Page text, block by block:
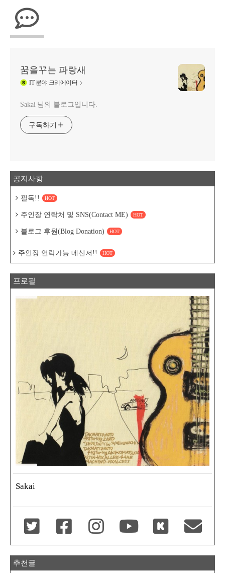
꿈을꾸는 파랑새
IT분야 크리에이터
Sakai 님의 블로그입니다.
구독하기
공지사항
필독!! HOT
주인장 연락처 및 SNS(Contact ME) HOT
블로그 후원(Blog Donation) HOT
주인장 연락가능 메신저!! HOT
프로필
Sakai
추천글